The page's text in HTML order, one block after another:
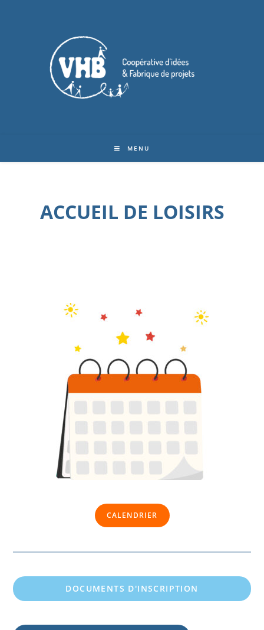
MENU
ACCUEIL DE LOISIRS
CALENDRIER
DOCUMENTS D'INSCRIPTION